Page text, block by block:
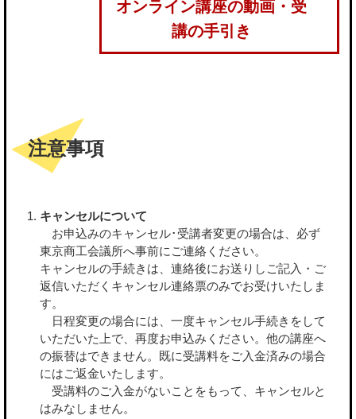
オンライン講座の動画・受
講の手引き
注意事項
キャンセルについて
お申込みのキャンセル･受講者変更の場合は、必ず
東京商工会議所へ事前にご連絡ください。
キャンセルの手続きは、連絡後にお送りしご記入・ご
返信いただくキャンセル連絡票のみでお受けいたしま
す。
日程変更の場合には、一度キャンセル手続きをして
いただいた上で、再度お申込みください。他の講座へ
の振替はできません。既に受講料をご入金済みの場合
にはご返金いたします。
受講料のご入金がないことをもって、キャンセルと
はみなしません。